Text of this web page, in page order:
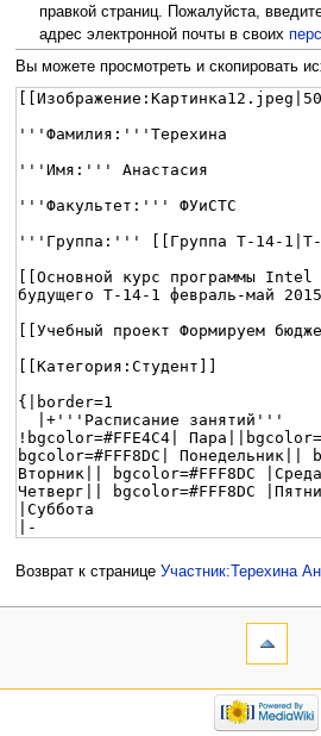
правкой страниц. Пожалуйста,
адрес электронной почты в своих
Вы можете просмотреть и скопировать
Возврат к странице Участник:Терехина